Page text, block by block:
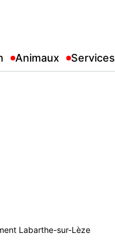
Animaux Services
Labarthe-sur-Lèze